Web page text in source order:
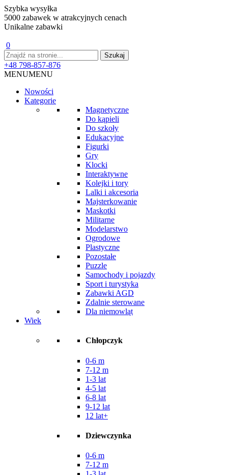
Szybka wysyłka
5000 zabawek w atrakcyjnych cenach
Unikalne zabawki
0
+48 798-857-876
MENUMENU
Nowości
Kategorie
Magnetyczne
Do kąpieli
Do szkoły
Edukacyjne
Figurki
Gry
Klocki
Interaktywne
Kolejki i tory
Lalki i akcesoria
Majsterkowanie
Maskotki
Militarne
Modelarstwo
Ogrodowe
Plastyczne
Pozostałe
Puzzle
Samochody i pojazdy
Sport i turystyka
Zabawki AGD
Zdalnie sterowane
Dla niemowląt
Wiek
Chłopczyk
0-6 m
7-12 m
1-3 lat
4-5 lat
6-8 lat
9-12 lat
12 lat+
Dziewczynka
0-6 m
7-12 m